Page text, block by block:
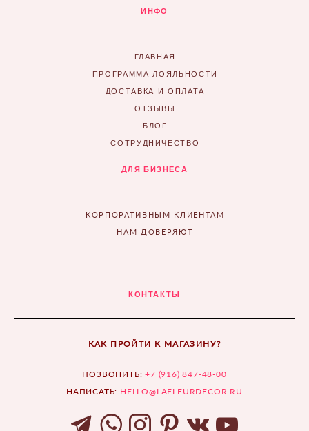
ИНФО
ГЛАВНАЯ
ПРОГРАММА ЛОЯЛЬНОСТИ
ДОСТАВКА И ОПЛАТА
ОТЗЫВЫ
БЛОГ
СОТРУДНИЧЕСТВО
ДЛЯ БИЗНЕСА
КОРПОРАТИВНЫМ КЛИЕНТАМ
НАМ ДОВЕРЯЮТ
КОНТАКТЫ
КАК ПРОЙТИ К МАГАЗИНУ?
ПОЗВОНИТЬ:+7 (916) 847-48-00
НАПИСАТЬ: HELLO@LAFLEURDECOR.RU